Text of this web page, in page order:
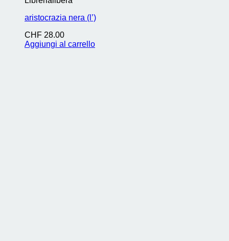
aristocrazia nera (l’)
CHF 28.00
Aggiungi al carrello